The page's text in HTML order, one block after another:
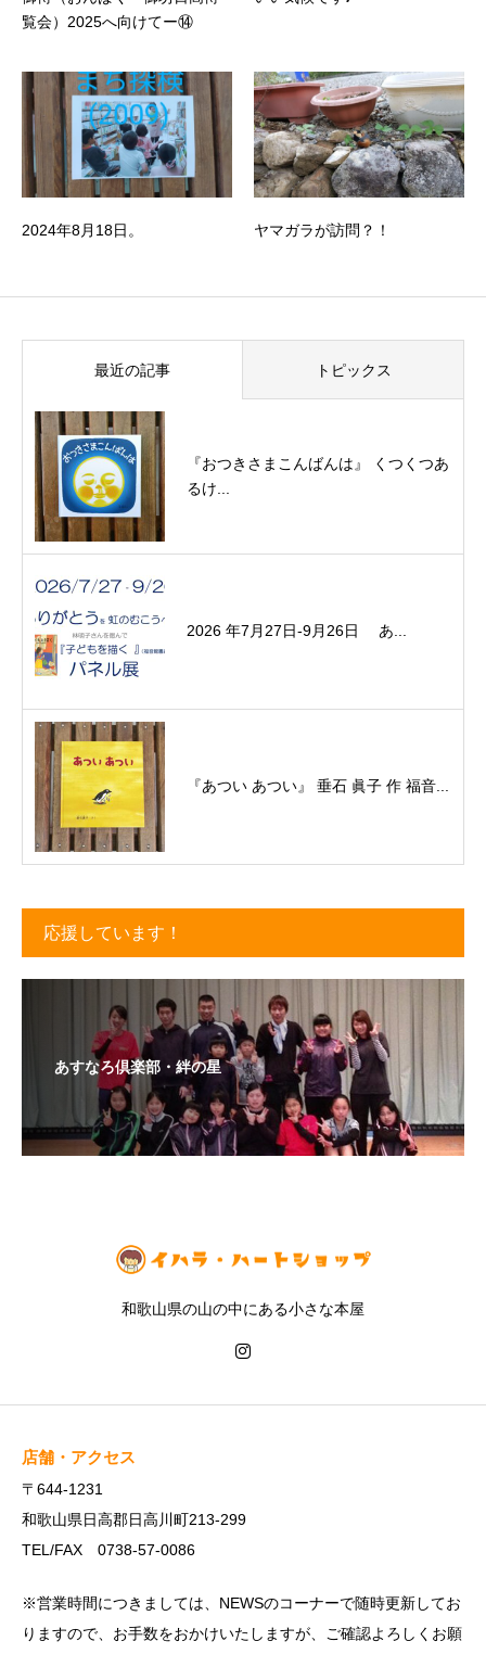
覧会）2025へ向けてー⑭
2024年8月18日。 ヤマガラが訪問？！
最近の記事 トピックス
『おつきさまこんばんは』 くつくつあ
るけ...
2026 年7月27日-9月26日 あ...
『あつい あつい』 垂石 眞子 作 福音...
応援しています！
あすなろ倶楽部・絆の星
和歌山県の山の中にある小さな本屋
店舗・アクセス
〒644-1231
和歌山県日高郡日高川町213-299
TEL/FAX 0738-57-0086
※営業時間につきましては、NEWSのコーナーで随時更新してお
りますので、お手数をおかけいたしますが、ご確認よろしくお願